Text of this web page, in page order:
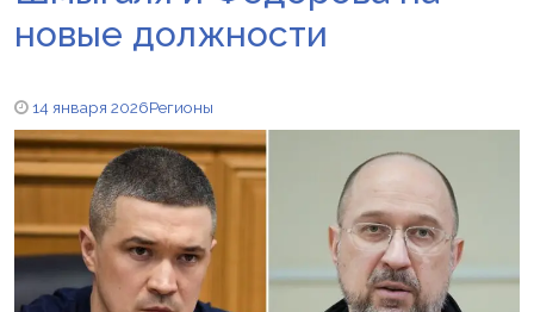
новые должности
14 января 2026Регионы